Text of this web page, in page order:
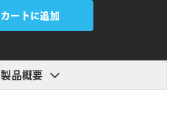
カートに追加
製品概要